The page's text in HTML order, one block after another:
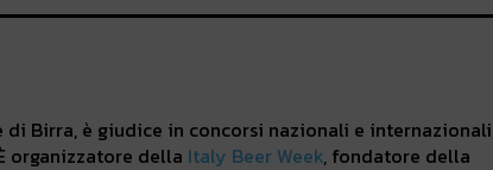
di Birra, è giudice in concorsi nazionali e
organizzatore della Italy Beer Week, fondatore della